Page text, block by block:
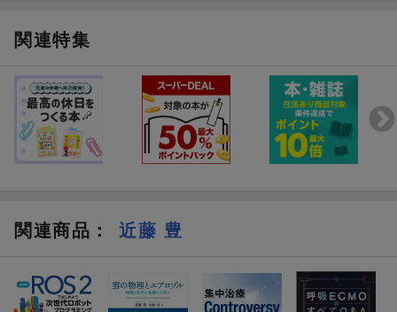
関連特集
関連商品 ： 近藤 豊